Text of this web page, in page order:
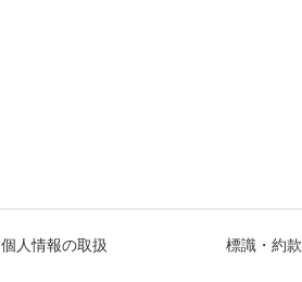
個人情報の取扱 標識・約款